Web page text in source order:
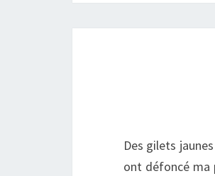
Des gilets
ont défoncé ma